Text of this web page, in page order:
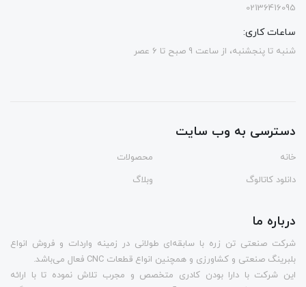
02136416095
ساعات کاری:
شنبه تا پنجشنبه، از ساعت 9 صبح تا 6 عصر
دسترسی به وب سایت
خانه
محصولات
دانلود کاتالوگ
وبلاگ
درباره ما
شرکت صنعتی تن زره با سابقه‌ای طولانی در زمینه واردات و فروش انواع
بلبرینگ صنعتی و کشاورزی و همچنین انواع قطعات CNC فعال می‌باشد.
این شرکت با دارا بودن کادری متخصص و مجرب تلاش نموده تا با ارائه